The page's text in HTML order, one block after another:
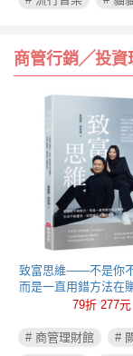
商管行銷╱投資
致富思維——不是你
而是一直用錯方法在
不能重來，但思維可
79折 277元
# 商管理財館 #